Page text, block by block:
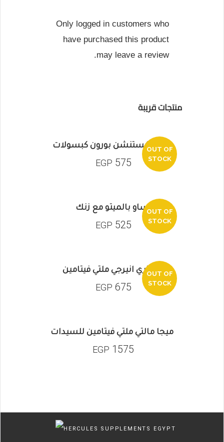
Only logged in customers who
have purchased this product
may leave a review.
منتجات قريبة
OUT OF
STOCK
لايف اكستنشن بورون كبسولات
EGP 575
OUT OF
STOCK
ساو بالميتو مع زنك
EGP 525
OUT OF
STOCK
سنتري انيرجي ملتي فيتامين
EGP 675
ميجا مالتي ملتي فيتامين للسيدات
EGP 1575